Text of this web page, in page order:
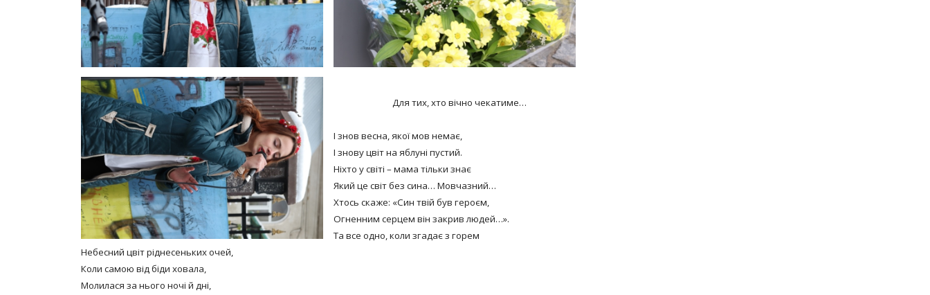
Для тих, хто вічно чекатиме…
І знов весна, якої мов немає,
І знову цвіт на яблуні пустий.
Ніхто у світі – мама тільки знає
Який це світ без сина… Мовчазний…
Хтось скаже: «Син твій був героєм,
Огненним серцем він закрив людей…».
Та все одно, коли згадає з горем
Небесний цвіт ріднесеньких очей,
Коли самою від біди ховала,
Молилася за нього ночі й дні,